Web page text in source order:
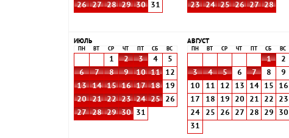
26
27 28 29 30 31
23
24 25 26 27 28
ИЮЛЬ
ПН ВТ СР ЧТ СБ ВС
1 2 3 4
5
6
7 8 9 10 11
12
13
14 15 16 17 18
19
20
21 22 23 24 25
26
27
28 29 30 31
АВГУСТ
ПН ВТ СР ЧТ СБ ВС
1
2
3
4 5 6 7 8
9
10
11 12 13 14 15
16
17
18 19 20 21 22
23
24
25 26 27 28 29
30
31